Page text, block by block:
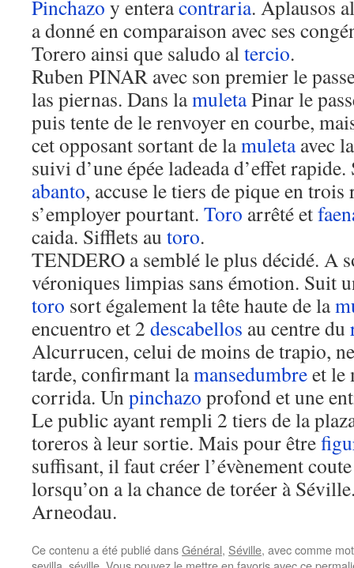
Pinchazo y enteracontraria. Aplausos
a donné en comparaison avec ses
Torero ainsi que saludo altercio.
Ruben PINAR avec son premier le
las piernas. Dans lamuletaPinar le
puis tente de le renvoyer en courbe,
cet opposant sortant de lamuletaavec
suivi d’une épée ladeada d’effet
abanto, accuse le tiers de pique en trois
s’employer pourtant. Toro arrêté et
caida. Sifflets au toro.
TENDERO a semblé le plus décidé. A
véroniques limpias sans émotion. Suit
toro sort également la tête haute de la
encuentro et 2 descabellos au centre du
Alcurrucen, celui de moins de trapio,
tarde, confirmant lamansedumbreet le
corrida. Unpinchazo profond et une
Le public ayant rempli 2 tiers de la
toreros à leur sortie. Mais pour être
suffisant, il faut créer l’évènement
lorsqu’on a la chance de toréer à
Arneodau.
Ce contenu a été publié dansGénéral, Séville, avec comme